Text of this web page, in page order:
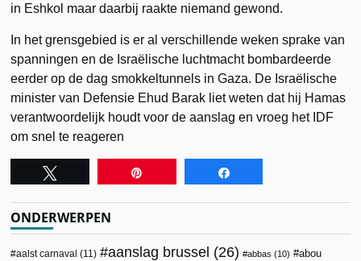
in Eshkol maar daarbij raakte niemand gewond.
In het grensgebied is er al verschillende weken sprake van
spanningen en de Israëlische luchtmacht bombardeerde
eerder op de dag smokkeltunnels in Gaza. De Israëlische
minister van Defensie Ehud Barak liet weten dat hij Hamas
verantwoordelijk houdt voor de aanslag en vroeg het IDF
om snel te reageren
ONDERWERPEN
aalst carnaval (11) aanslag brussel (26) abbas (10)
abou